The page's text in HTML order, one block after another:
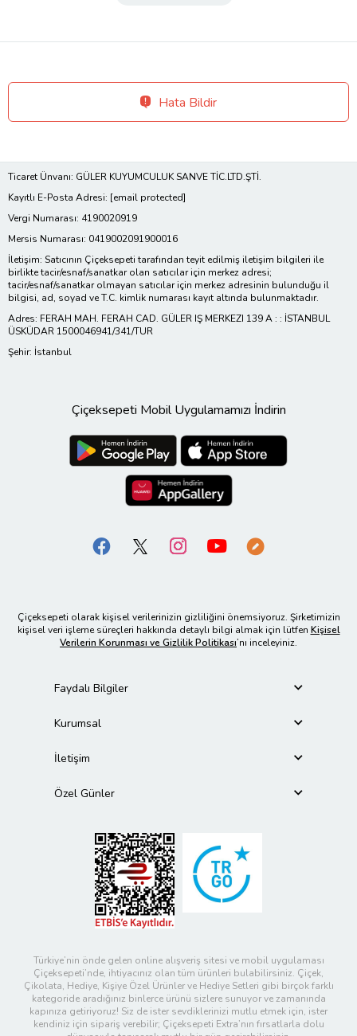
Hata Bildir
Ticaret Ünvanı: GÜLER KUYUMCULUK SANVE TİC.LTD.ŞTİ.
Kayıtlı E-Posta Adresi: [email protected]
Vergi Numarası: 4190020919
Mersis Numarası: 0419002091900016
İletişim: Satıcının Çiçeksepeti tarafından teyit edilmiş iletişim bilgileri ile
birlikte tacir/esnaf/sanatkar olan satıcılar için merkez adresi;
tacir/esnaf/sanatkar olmayan satıcılar için merkez adresinin bulunduğu il
bilgisi, ad, soyad ve T.C. kimlik numarası kayıt altında bulunmaktadır.
Adres: FERAH MAH. FERAH CAD. GÜLER IŞ MERKEZI 139 A : : İSTANBUL
ÜSKÜDAR 1500046941/341/TUR
Şehir: İstanbul
Çiçeksepeti Mobil Uygulamamızı İndirin
Çiçeksepeti olarak kişisel verilerinizin gizliliğini önemsiyoruz. Şirketimizin
kişisel veri işleme süreçleri hakkında detaylı bilgi almak için lütfen Kişisel
Verilerin Korunması ve Gizlilik Politikası’nı inceleyiniz.
Faydalı Bilgiler
Kurumsal
İletişim
Özel Günler
Türkiye’nin önde gelen online alışveriş sitesi ve mobil uygulaması
Çiçeksepeti’nde, ihtiyacınız olan tüm ürünleri bulabilirsiniz. Çiçek,
Çikolata, Hediye, Kişiye Özel Ürünler ve Hediye Setleri gibi birçok farklı
kategoride aradığınız binlerce ürünü sizlere sunuyor ve zamanında
kapınıza getiriyoruz! Siz de ister sevdiklerinizi mutlu etmek için, ister
kendiniz için sipariş verebilir; Çiçeksepeti Extra’nın fırsatlarla dolu